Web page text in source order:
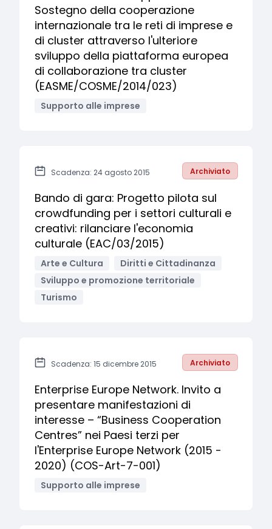
Sostegno della cooperazione
internazionale tra le reti di imprese e
di cluster attraverso l'ulteriore
sviluppo della piattaforma europea
di collaborazione tra cluster
(EASME/COSME/2014/023)
Supporto alle imprese
Scadenza: 24 agosto 2015 Archiviato
Bando di gara: Progetto pilota sul
crowdfunding per i settori culturali e
creativi: rilanciare l'economia
culturale (EAC/03/2015)
Arte e Cultura
Diritti e Cittadinanza
Sviluppo e promozione territoriale
Turismo
Scadenza: 15 dicembre 2015 Archiviato
Enterprise Europe Network. Invito a
presentare manifestazioni di
interesse – “Business Cooperation
Centres” nei Paesi terzi per
l'Enterprise Europe Network (2015 -
2020) (COS-Art-7-001)
Supporto alle imprese